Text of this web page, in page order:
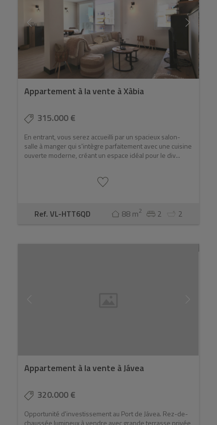
Appartement à la vente à Xàbia
315.000 €
En entrant, vous serez accueilli par un spacieux salon-
salle à manger qui s'intègre parfaitement avec une cuisine
ouverte moderne, créant un espace idéal pour le div...
Ref. VL-HTT6QD 88 m2 2 2
Appartement à la vente à Jávea
320.000 €
Opportunité d'investissement au Port de Jávea. Rez-de-
chaussée lumineux à vendre avec grande terrasse privée